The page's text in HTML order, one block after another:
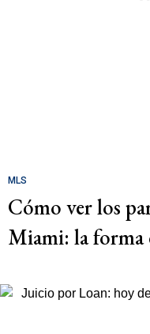
MLS
Cómo ver los
Miami: la forma